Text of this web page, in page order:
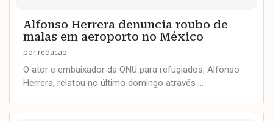
Alfonso Herrera denuncia roubo de
malas em aeroporto no México
por redacao
O ator e embaixador da ONU para refugiados, Alfonso
Herrera, relatou no último domingo através …